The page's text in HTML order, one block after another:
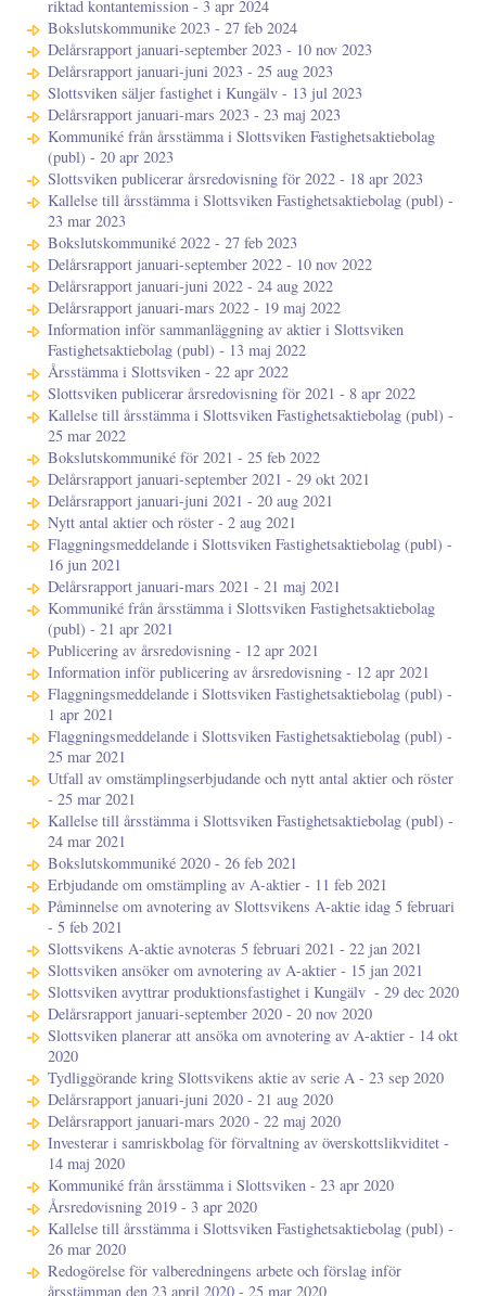
riktad kontantemission - 3 apr 2024
Bokslutskommunike 2023 - 27 feb 2024
Delårsrapport januari-september 2023 - 10 nov 2023
Delårsrapport januari-juni 2023 - 25 aug 2023
Slottsviken säljer fastighet i Kungälv - 13 jul 2023
Delårsrapport januari-mars 2023 - 23 maj 2023
Kommuniké från årsstämma i Slottsviken Fastighetsaktiebolag
(publ) - 20 apr 2023
Slottsviken publicerar årsredovisning för 2022 - 18 apr 2023
Kallelse till årsstämma i Slottsviken Fastighetsaktiebolag (publ) -
23 mar 2023
Bokslutskommuniké 2022 - 27 feb 2023
Delårsrapport januari-september 2022 - 10 nov 2022
Delårsrapport januari-juni 2022 - 24 aug 2022
Delårsrapport januari-mars 2022 - 19 maj 2022
Information inför sammanläggning av aktier i Slottsviken
Fastighetsaktiebolag (publ) - 13 maj 2022
Årsstämma i Slottsviken - 22 apr 2022
Slottsviken publicerar årsredovisning för 2021 - 8 apr 2022
Kallelse till årsstämma i Slottsviken Fastighetsaktiebolag (publ) -
25 mar 2022
Bokslutskommuniké för 2021 - 25 feb 2022
Delårsrapport januari-september 2021 - 29 okt 2021
Delårsrapport januari-juni 2021 - 20 aug 2021
Nytt antal aktier och röster - 2 aug 2021
Flaggningsmeddelande i Slottsviken Fastighetsaktiebolag (publ) -
16 jun 2021
Delårsrapport januari-mars 2021 - 21 maj 2021
Kommuniké från årsstämma i Slottsviken Fastighetsaktiebolag
(publ) - 21 apr 2021
Publicering av årsredovisning - 12 apr 2021
Information inför publicering av årsredovisning - 12 apr 2021
Flaggningsmeddelande i Slottsviken Fastighetsaktiebolag (publ) -
1 apr 2021
Flaggningsmeddelande i Slottsviken Fastighetsaktiebolag (publ) -
25 mar 2021
Utfall av omstämplingserbjudande och nytt antal aktier och röster
- 25 mar 2021
Kallelse till årsstämma i Slottsviken Fastighetsaktiebolag (publ) -
24 mar 2021
Bokslutskommuniké 2020 - 26 feb 2021
Erbjudande om omstämpling av A-aktier - 11 feb 2021
Påminnelse om avnotering av Slottsvikens A-aktie idag 5 februari
- 5 feb 2021
Slottsvikens A-aktie avnoteras 5 februari 2021 - 22 jan 2021
Slottsviken ansöker om avnotering av A-aktier - 15 jan 2021
Slottsviken avyttrar produktionsfastighet i Kungälv ​​​​​​​ - 29 dec 2020
Delårsrapport januari-september 2020 - 20 nov 2020
Slottsviken planerar att ansöka om avnotering av A-aktier - 14 okt
2020
Tydliggörande kring Slottsvikens aktie av serie A - 23 sep 2020
Delårsrapport januari-juni 2020 - 21 aug 2020
Delårsrapport januari-mars 2020 - 22 maj 2020
Investerar i samriskbolag för förvaltning av överskottslikviditet -
14 maj 2020
Kommuniké från årsstämma i Slottsviken - 23 apr 2020
Årsredovisning 2019 - 3 apr 2020
Kallelse till årsstämma i Slottsviken Fastighetsaktiebolag (publ) -
26 mar 2020
Redogörelse för valberedningens arbete och förslag inför
årsstämman den 23 april 2020 - 25 mar 2020